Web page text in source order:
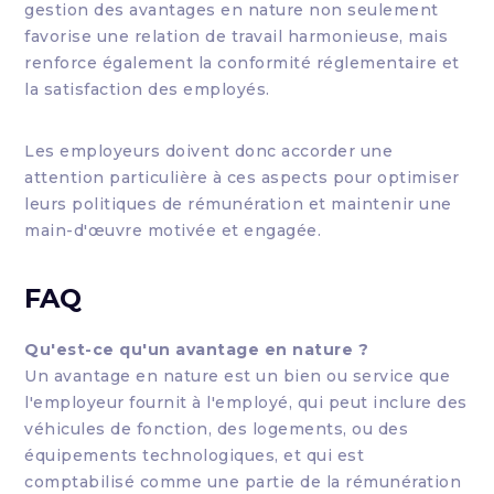
gestion des avantages en nature non seulement
favorise une relation de travail harmonieuse, mais
renforce également la conformité réglementaire et
la satisfaction des employés.
Les employeurs doivent donc accorder une
attention particulière à ces aspects pour optimiser
leurs politiques de rémunération et maintenir une
main-d'œuvre motivée et engagée.
FAQ
Qu'est-ce qu'un avantage en nature ?
Un avantage en nature est un bien ou service que
l'employeur fournit à l'employé, qui peut inclure des
véhicules de fonction, des logements, ou des
équipements technologiques, et qui est
comptabilisé comme une partie de la rémunération